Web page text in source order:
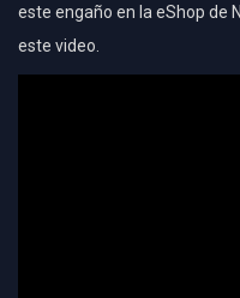
este engaño en la eShop de
este video.